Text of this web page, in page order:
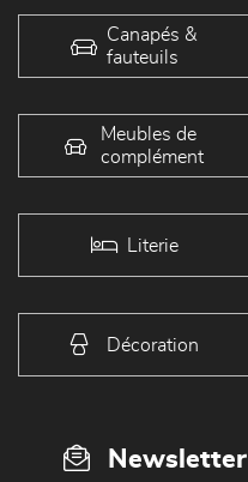
Canapés &
fauteuils
Meubles de
complément
Literie
Décoration
Newsletter